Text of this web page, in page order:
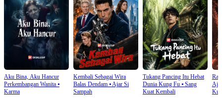
Aku Bina, Aku Hancur
Perkembangan Wanita ⦁
Karma
Kembali Sebagai Wira
Balas Dendam⦁Ajar Si
Sampah
Tukang Pancing Itu Hebat
Dunia Kung Fu⦁ Sang
Kuat Kembali